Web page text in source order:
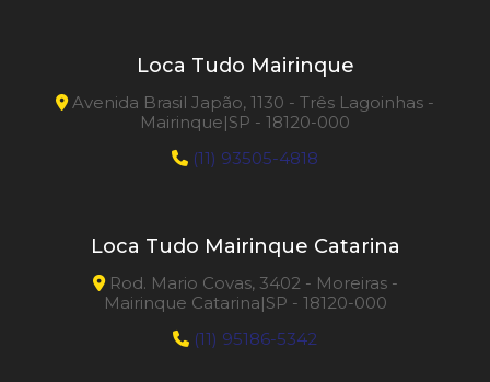
Loca Tudo Mairinque
Avenida Brasil Japão, 1130 - Três Lagoinhas -
Mairinque|SP - 18120-000
(11) 93505-4818
Loca Tudo Mairinque Catarina
Rod. Mario Covas, 3402 - Moreiras -
Mairinque Catarina|SP - 18120-000
(11) 95186-5342